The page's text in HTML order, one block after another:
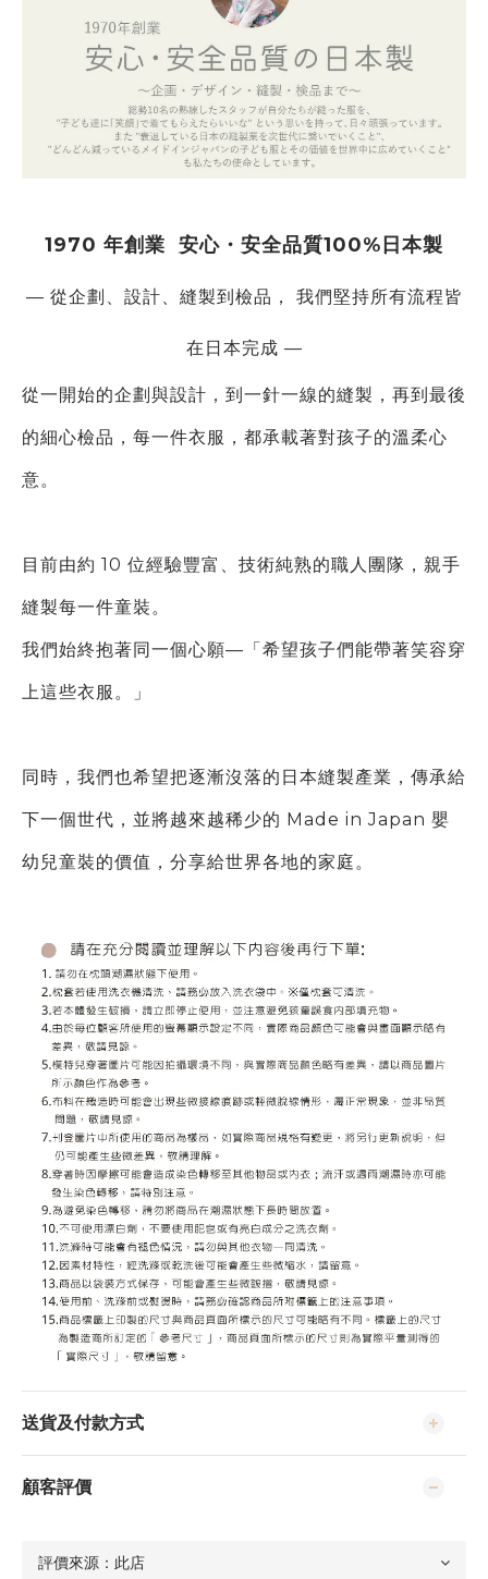
1970 年創業 安心・安全品質100%日本製
— 從企劃、設計、縫製到檢品， 我們堅持所有流程皆
在日本完成 —
從一開始的企劃與設計，到一針一線的縫製，再到最後
的細心檢品，每一件衣服，都承載著對孩子的溫柔心
意。
目前由約 10 位經驗豐富、技術純熟的職人團隊，親手
縫製每一件童裝。
我們始終抱著同一個心願—「希望孩子們能帶著笑容穿
上這些衣服。」
同時，我們也希望把逐漸沒落的日本縫製產業，傳承給
下一個世代， 並將越來越稀少的 Made in Japan 嬰
幼兒童裝的價值，分享給世界各地的家庭。
送貨及付款方式
顧客評價